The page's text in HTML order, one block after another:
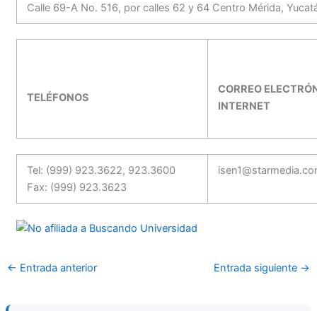
Calle 69-A No. 516, por calles 62 y 64 Centro Mérida,
TELÉFONOS
CORREO
INTERNET
Tel: (999) 923.3622, 923.3600
Fax: (999) 923.3623
← Entrada anterior Entrada siguiente →